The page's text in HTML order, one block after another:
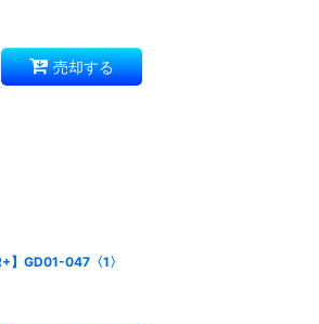
売却する
】GD01-047〈1〉